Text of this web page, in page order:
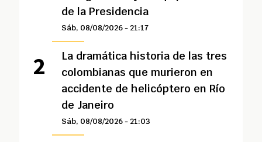
de la Presidencia
Sáb, 08/08/2026 - 21:17
La dramática historia de las tres
colombianas que murieron en
accidente de helicóptero en Río
de Janeiro
Sáb, 08/08/2026 - 21:03